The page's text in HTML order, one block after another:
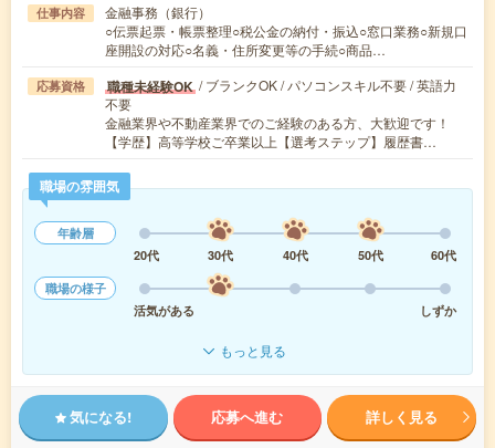
仕事内容
金融事務（銀行）
○伝票起票・帳票整理○税公金の納付・振込○窓口業務○新規口
座開設の対応○名義・住所変更等の手続○商品…
応募資格 職種未経験OK / ブランクOK / パソコンスキル不要 / 英語力
不要
金融業界や不動産業界でのご経験のある方、大歓迎です！
【学歴】高等学校ご卒業以上【選考ステップ】履歴書…
職場の雰囲気
年齢層
20代
30代 40代 50代
60代
職場の様子
活気がある
しずか
もっと見る
気になる! 応募へ進む 詳しく見る